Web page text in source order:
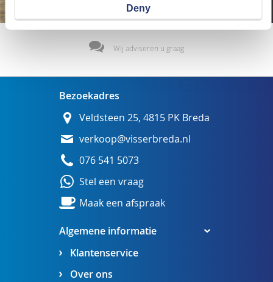
Deny
Wij adviseren u graag
Algemene informatie
Klantenservice
Over ons
Bezoekadres
Veldsteen 25, 4815 PK Breda
verkoop@visserbreda.nl
076 541 5073
Stel een vraag
Maak een afspraak